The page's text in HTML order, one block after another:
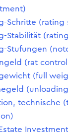
Schritte (rating
Stabilität
Stufungen
(rat
(full
technische